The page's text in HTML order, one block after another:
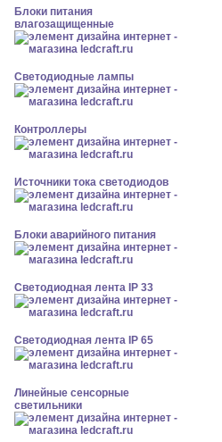
Блоки питания
влагозащищенные
Светодиодные лампы
Контроллеры
Источники тока светодиодов
Блоки аварийного питания
Светодиодная лента IP 33
Светодиодная лента IP 65
Линейные сенсорные
светильники